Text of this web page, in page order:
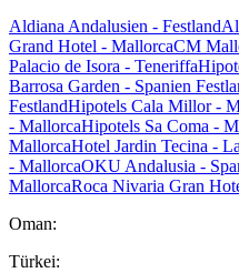
Aldiana Andalusien - Festland
Grand Hotel - MallorcaCM
Palacio de Isora - Teneriffa
Barrosa Garden - Spanien
FestlandHipotels Cala Millor -
- MallorcaHipotels Sa Coma -
MallorcaHotel Jardin Tecina -
- MallorcaOKU Andalusia -
MallorcaRoca Nivaria Gran
Oman:
Türkei: